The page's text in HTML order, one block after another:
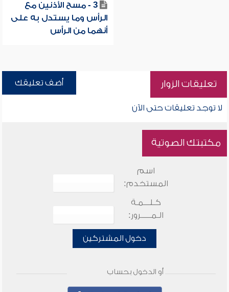
3 - مسح الأذنين مع
الرأس وما يستدل به على
أنهما من الرأس
تعليقات الزوار أضف تعليقك
لا توجد تعليقات حتى الآن
مكتبتك الصوتية
اسم
المستخدم:
كـلـــمـة
الـمـــــرور:
دخول المشتركين
أو الدخول بحساب